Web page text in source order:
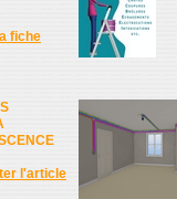
fiche
l'article